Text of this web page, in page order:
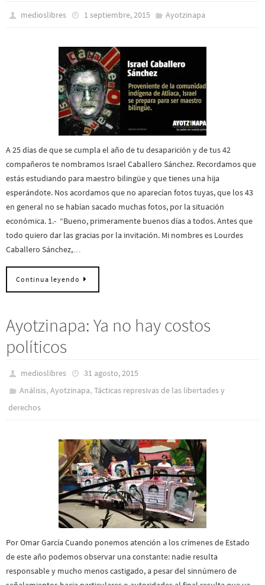
medioslibres 1 septiembre, 2015 Ayotzinapa
A 25 días de que se cumpla el año de tu desaparición y de tus 42
compañeros te nombramos Israel Caballero Sánchez. Recordamos que
estás estudiando para maestro bilingüe y que tienes una hija
esperándote. Nos acordamos que no aparecían fotos tuyas, que los 43
en general no se habían sacado muchas fotos, por la situación
económica. 1.- “Bueno, primeramente buenos días a todos. Antes que
todo quiero dar las gracias por la invitación. Mi nombres es Lourdes
Caballero Sánchez,…
Continua leyendo
Ayotzinapa: Ya no hay costos
políticos
medioslibres
31 agosto, 2015
Análisis,Ayotzinapa,Tácticas represivas de las libertades y
derechos
Por Omar García Cuando ponemos atención a los crímenes de Estado
de este año podemos observar una constante: nadie resulta
responsable y mucho menos castigado, a pesar del sinnúmero de